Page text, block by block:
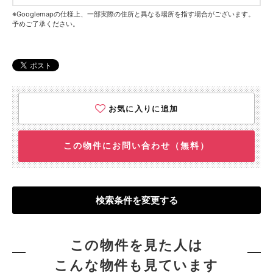
※Googlemapの仕様上、一部実際の住所と異なる場所を指す場合がございます。
予めご了承ください。
お気に入りに追加
この物件にお問い合わせ（無料）
検索条件を変更する
この物件を見た人は
こんな物件も見ています